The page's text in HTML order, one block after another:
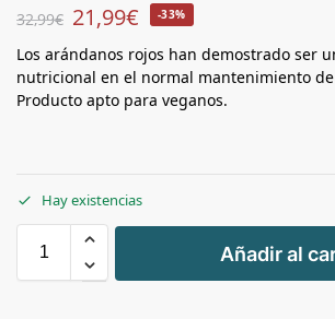
32,99€ 21,99€ -33%
Los arándanos rojos han demostrado ser
nutricional en el normal mantenimiento
Producto apto para veganos.
Hay existencias
+
-
Añadir al